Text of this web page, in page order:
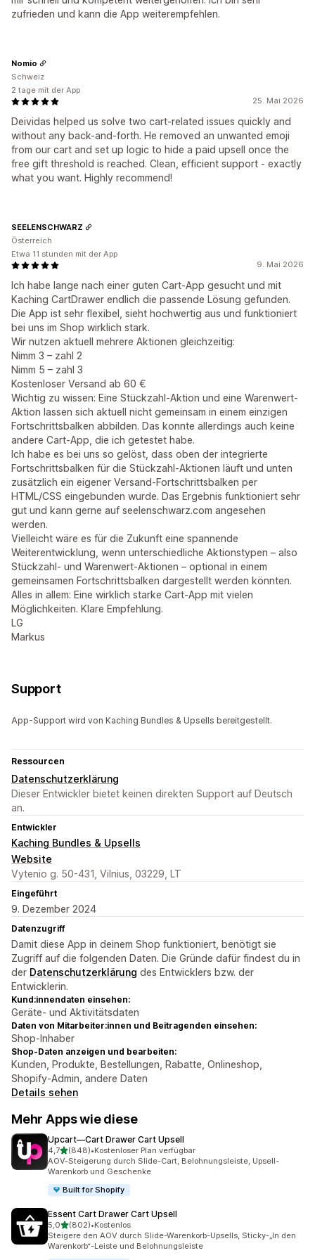
zufrieden und kann die App weiterempfehlen.
25. Mai 2026
Deividas helped us solve two cart-related issues quickly and
without any back-and-forth. He removed an unwanted emoji
from our cart and set up logic to hide a paid upsell once the
free gift threshold is reached. Clean, efficient support - exactly
what you want. Highly recommend!
Nomio
Schweiz
2 tage mit der App
9. Mai 2026
Ich habe lange nach einer guten Cart-App gesucht und mit
Kaching CartDrawer endlich die passende Lösung gefunden.
Die App ist sehr flexibel, sieht hochwertig aus und funktioniert
bei uns im Shop wirklich stark.
Wir nutzen aktuell mehrere Aktionen gleichzeitig:
Nimm 3 – zahl 2
Nimm 5 – zahl 3
Kostenloser Versand ab 60 €
Wichtig zu wissen: Eine Stückzahl-Aktion und eine Warenwert-
Aktion lassen sich aktuell nicht gemeinsam in einem einzigen
Fortschrittsbalken abbilden. Das konnte allerdings auch keine
andere Cart-App, die ich getestet habe.
Ich habe es bei uns so gelöst, dass oben der integrierte
Fortschrittsbalken für die Stückzahl-Aktionen läuft und unten
zusätzlich ein eigener Versand-Fortschrittsbalken per
HTML/CSS eingebunden wurde. Das Ergebnis funktioniert sehr
gut und kann gerne auf seelenschwarz.com angesehen
werden.
Vielleicht wäre es für die Zukunft eine spannende
Weiterentwicklung, wenn unterschiedliche Aktionstypen – also
Stückzahl- und Warenwert-Aktionen – optional in einem
gemeinsamen Fortschrittsbalken dargestellt werden könnten.
Alles in allem: Eine wirklich starke Cart-App mit vielen
Möglichkeiten. Klare Empfehlung.
LG
Markus
SEELENSCHWARZ
Österreich
Etwa 11 stunden mit der App
Support
App-Support wird von Kaching Bundles & Upsells bereitgestellt.
Ressourcen
Datenschutzerklärung
Dieser Entwickler bietet keinen direkten Support auf Deutsch
an.
Entwickler
Kaching Bundles & Upsells
Website
Vytenio g. 50-431, Vilnius, 03229, LT
Eingeführt
9. Dezember 2024
Datenzugriff
Damit diese App in deinem Shop funktioniert, benötigt sie
Zugriff auf die folgenden Daten. Die Gründe dafür findest du in
der Datenschutzerklärung des Entwicklers bzw. der
Entwicklerin.
Kund:innendaten einsehen:
Geräte- und Aktivitätsdaten
Daten von Mitarbeiter:innen und Beitragenden einsehen:
Shop-Inhaber
Shop-Daten anzeigen und bearbeiten:
Kunden, Produkte, Bestellungen, Rabatte, Onlineshop,
Shopify-Admin, andere Daten
Details sehen
Mehr Apps wie diese
Upcart—Cart Drawer Cart Upsell
4,7von 5 Sternen
(848)
848 Rezensionen insgesamt
•Kostenloser Plan verfügbar
AOV-Steigerung durch Slide-Cart, Belohnungsleiste, Upsell-
Warenkorb und Geschenke
Built for Shopify
Essent Cart Drawer Cart Upsell
5,0von 5 Sternen
(802)
802 Rezensionen insgesamt
•Kostenlos
Steigere den AOV durch Slide-Warenkorb-Upsells, Sticky-„In den
Warenkorb“-Leiste und Belohnungsleiste